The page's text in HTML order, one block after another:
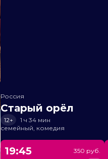
Россия
Старый орёл
12+
1 ч 34 мин
семейный, комедия
19:45
350 руб.